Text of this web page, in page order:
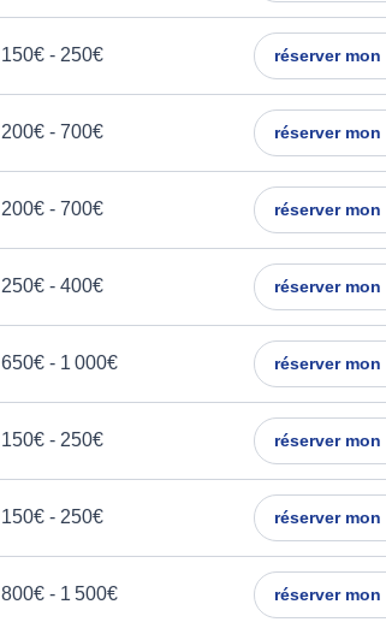
150€ - 250€ réserver
200€ - 700€ réserver
200€ - 700€ réserver
250€ - 400€ réserver
650€ - 1 000€ réserver
150€ - 250€ réserver
150€ - 250€ réserver
800€ - 1 500€ réserver